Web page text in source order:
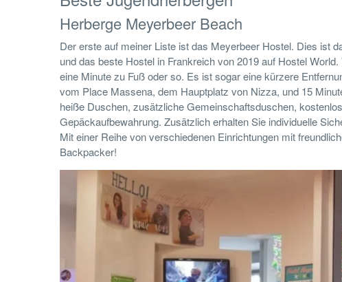
Herberge Meyerbeer Beach
Der erste auf meiner Liste ist das Meyerbeer Hostel. Dies ist
und das beste Hostel in Frankreich von 2019 auf Hostel
eine Minute zu Fuß oder so. Es ist sogar eine kürzere
vom Place Massena, dem Hauptplatz von Nizza, und 15
heiße Duschen, zusätzliche Gemeinschaftsduschen,
Gepäckaufbewahrung. Zusätzlich erhalten Sie individuelle
Mit einer Reihe von verschiedenen Einrichtungen mit
Backpacker!